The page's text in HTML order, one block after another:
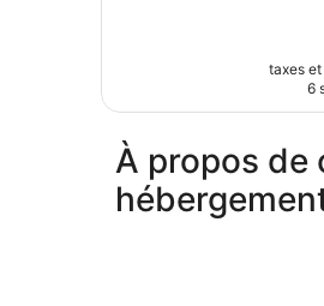
taxes
6
À propos de